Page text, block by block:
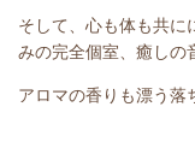
そして、心も体も共に
みの完全個室、癒しの
アロマの香りも漂う落